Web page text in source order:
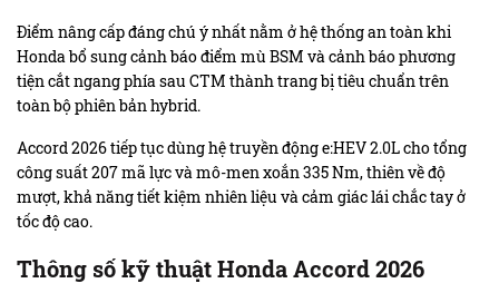
Điểm nâng cấp đáng chú ý nhất nằm ở hệ thống an toàn khi
Honda bổ sung cảnh báo điểm mù BSM và cảnh báo phương
tiện cắt ngang phía sau CTM thành trang bị tiêu chuẩn trên
toàn bộ phiên bản hybrid.
Accord 2026 tiếp tục dùng hệ truyền động e:HEV 2.0L cho tổng
công suất 207 mã lực và mô-men xoắn 335 Nm, thiên về độ
mượt, khả năng tiết kiệm nhiên liệu và cảm giác lái chắc tay ở
tốc độ cao.
Thông số kỹ thuật Honda Accord 2026